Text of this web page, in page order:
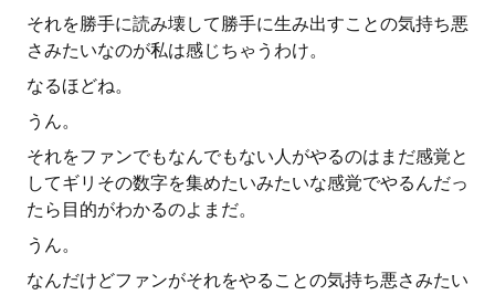
それを勝手に読み壊して勝手に生み出すことの気持ち悪
さみたいなのが私は感じちゃうわけ。
なるほどね。
うん。
それをファンでもなんでもない人がやるのはまだ感覚と
してギリその数字を集めたいみたいな感覚でやるんだっ
たら目的がわかるのよまだ。
うん。
なんだけどファンがそれをやることの気持ち悪さみたい